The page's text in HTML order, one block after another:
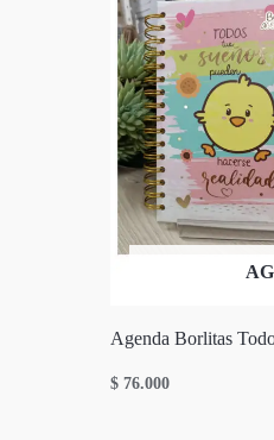
Agenda Borlitas
$ 76.000